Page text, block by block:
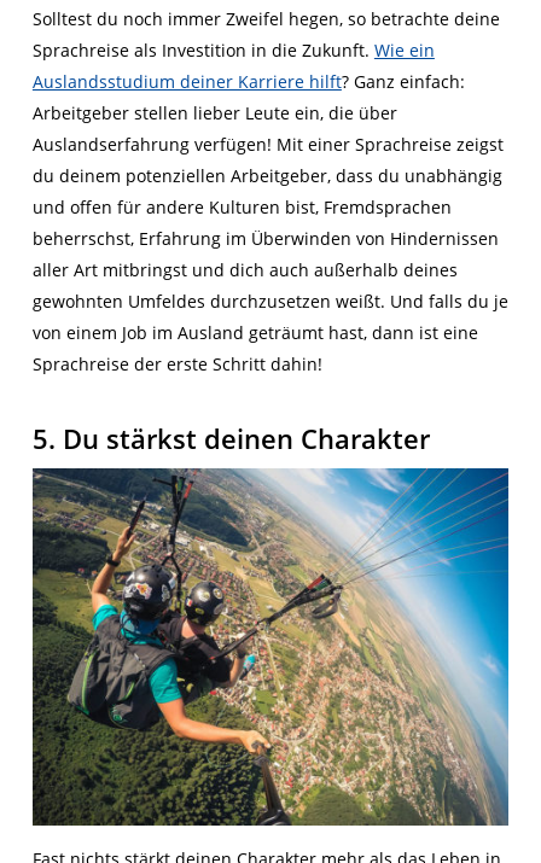
Solltest du noch immer Zweifel hegen, so betrachte deine
Sprachreise als Investition in die Zukunft. Wie ein
Auslandsstudium deiner Karriere hilft? Ganz einfach:
Arbeitgeber stellen lieber Leute ein, die über
Auslandserfahrung verfügen! Mit einer Sprachreise zeigst
du deinem potenziellen Arbeitgeber, dass du unabhängig
und offen für andere Kulturen bist, Fremdsprachen
beherrschst, Erfahrung im Überwinden von Hindernissen
aller Art mitbringst und dich auch außerhalb deines
gewohnten Umfeldes durchzusetzen weißt. Und falls du je
von einem Job im Ausland geträumt hast, dann ist eine
Sprachreise der erste Schritt dahin!
5. Du stärkst deinen Charakter